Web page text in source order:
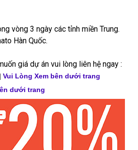
vòng 3 ngày các tỉnh miền Trung.
Hàn Quốc.
giá dự án vui lòng liên hệ ngay :
| Vui Lòng Xem bên dưới trang
dưới trang